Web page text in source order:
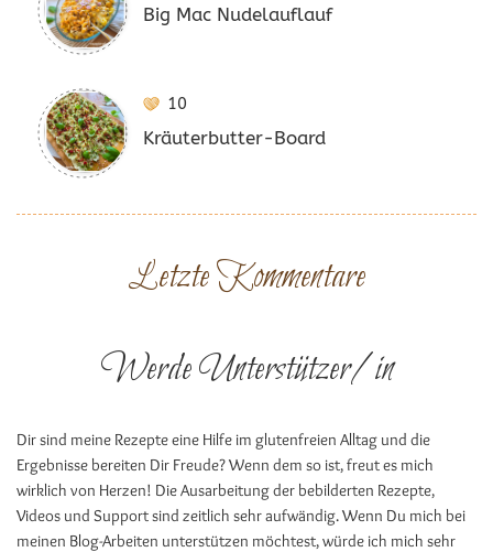
Big Mac Nudelauflauf
10
Kräuterbutter-Board
Letzte Kommentare
Werde Unterstützer/in
Dir sind meine Rezepte eine Hilfe im glutenfreien Alltag und die
Ergebnisse bereiten Dir Freude? Wenn dem so ist, freut es mich
wirklich von Herzen! Die Ausarbeitung der bebilderten Rezepte,
Videos und Support sind zeitlich sehr aufwändig. Wenn Du mich bei
meinen Blog-Arbeiten unterstützen möchtest, würde ich mich sehr